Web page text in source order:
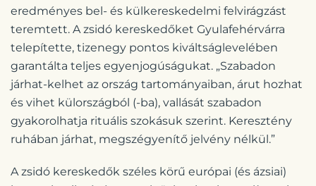
eredményes bel- és külkereskedelmi felvirágzást
teremtett. A zsidó kereskedőket Gyulafehérvárra
telepítette, tizenegy pontos kiváltságlevelében
garantálta teljes egyenjogúságukat. „Szabadon
járhat-kelhet az ország tartományaiban, árut hozhat
és vihet külországból (-ba), vallását szabadon
gyakorolhatja rituális szokásuk szerint. Keresztény
ruhában járhat, megszégyenítő jelvény nélkül.”
A zsidó kereskedők széles körű európai (és ázsiai)